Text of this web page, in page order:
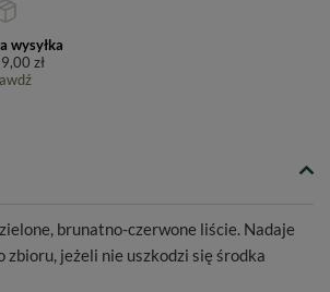
wysyłka
zł
brunatno-czerwone liście. Nadaje
zbioru, jeżeli nie uszkodzi się środka